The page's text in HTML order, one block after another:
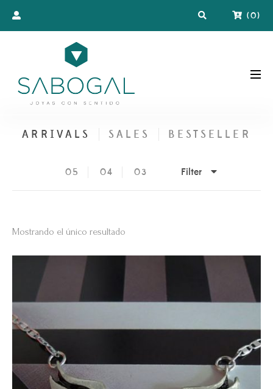
(0)
ARRIVALS SALES BESTSELLER
05 04 03 Filter
Mostrando el único resultado